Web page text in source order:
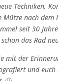
Techniken,
nach dem
seit 30
das Rad
mit der
und